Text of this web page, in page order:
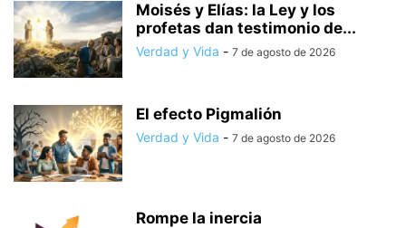
Moisés y Elías: la Ley y los
profetas dan testimonio de...
Verdad y Vida - 7 de agosto de 2026
El efecto Pigmalión
Verdad y Vida - 7 de agosto de 2026
Rompe la inercia